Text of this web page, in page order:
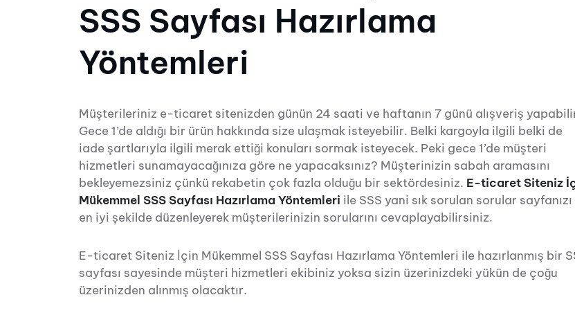
SSS Sayfası Hazırlama
Yöntemleri
Müşterileriniz e-ticaret sitenizden günün 24 saati ve haftanın 7 günü alışveriş
Gece 1’de aldığı bir ürün hakkında size ulaşmak isteyebilir. Belki kargoyla ilgili belki de
iade şartlarıyla ilgili merak ettiği konuları sormak isteyecek. Peki gece 1’de müşteri
hizmetleri sunamayacağınıza göre ne yapacaksınız? Müşterinizin sabah aramasını
bekleyemezsiniz çünkü rekabetin çok fazla olduğu bir sektördesiniz. E-ticaret Siteniz
Mükemmel SSS Sayfası Hazırlama Yöntemleri ile SSS yani sık sorulan sorular sayfanızı
en iyi şekilde düzenleyerek müşterilerinizin sorularını cevaplayabilirsiniz.
E-ticaret Siteniz İçin Mükemmel SSS Sayfası Hazırlama Yöntemleri ile hazırlanmış bir
sayfası sayesinde müşteri hizmetleri ekibiniz yoksa sizin üzerinizdeki yükün de çoğu
üzerinizden alınmış olacaktır.